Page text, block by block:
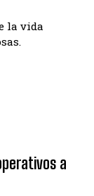
la vida
a